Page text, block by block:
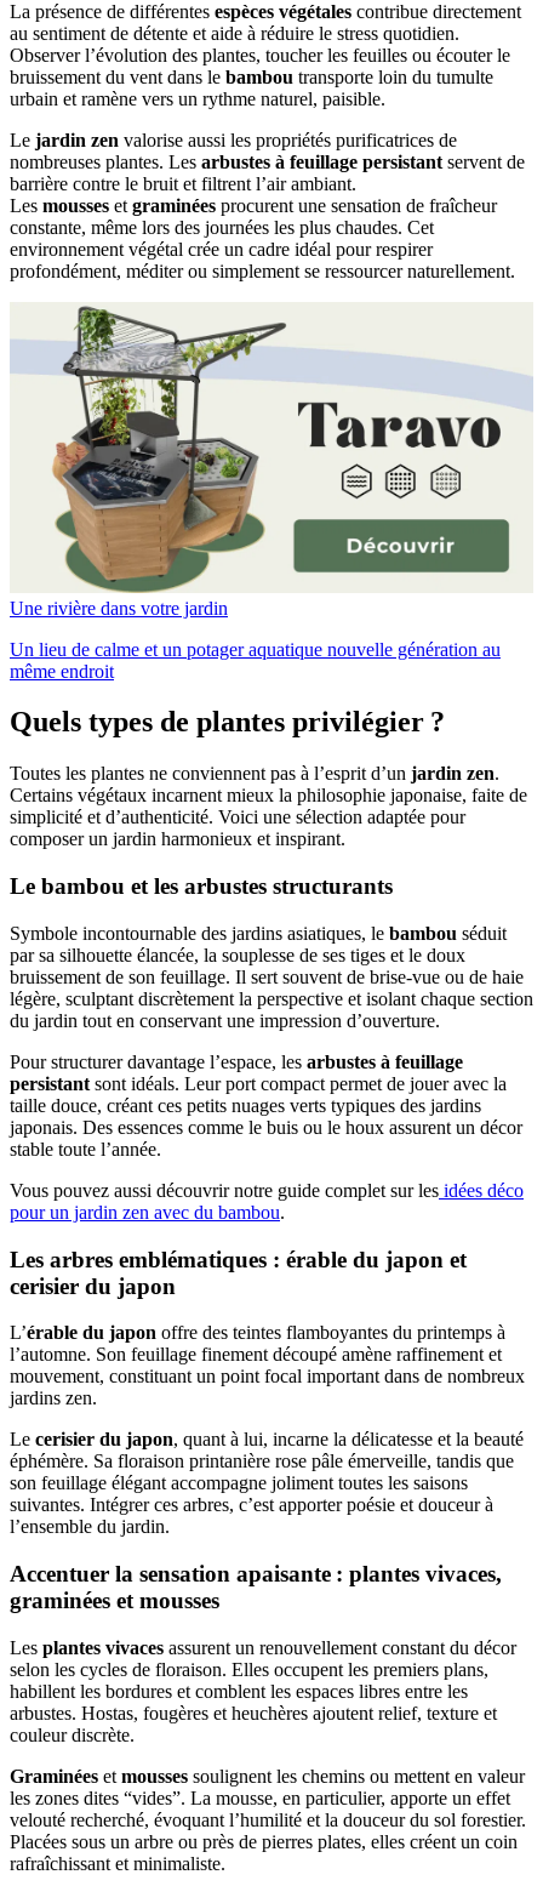
La présence de différentes espèces végétales contribue directement
au sentiment de détente et aide à réduire le stress quotidien.
Observer l’évolution des plantes, toucher les feuilles ou écouter le
bruissement du vent dans le bambou transporte loin du tumulte
urbain et ramène vers un rythme naturel, paisible.
Le jardin zen valorise aussi les propriétés purificatrices de
nombreuses plantes. Les arbustes à feuillage persistant servent de
barrière contre le bruit et filtrent l’air ambiant.
Les mousses et graminées procurent une sensation de fraîcheur
constante, même lors des journées les plus chaudes. Cet
environnement végétal crée un cadre idéal pour respirer
profondément, méditer ou simplement se ressourcer naturellement.
Une rivière dans votre jardin
Un lieu de calme et un potager aquatique nouvelle génération au
même endroit
Quels types de plantes privilégier ?
Toutes les plantes ne conviennent pas à l’esprit d’un jardin zen.
Certains végétaux incarnent mieux la philosophie japonaise, faite de
simplicité et d’authenticité. Voici une sélection adaptée pour
composer un jardin harmonieux et inspirant.
Le bambou et les arbustes structurants
Symbole incontournable des jardins asiatiques, le bambou séduit
par sa silhouette élancée, la souplesse de ses tiges et le doux
bruissement de son feuillage. Il sert souvent de brise-vue ou de haie
légère, sculptant discrètement la perspective et isolant chaque section
du jardin tout en conservant une impression d’ouverture.
Pour structurer davantage l’espace, les arbustes à feuillage
persistant sont idéals. Leur port compact permet de jouer avec la
taille douce, créant ces petits nuages verts typiques des jardins
japonais. Des essences comme le buis ou le houx assurent un décor
stable toute l’année.
Vous pouvez aussi découvrir notre guide complet sur les idées déco
pour un jardin zen avec du bambou.
Les arbres emblématiques : érable du japon et
cerisier du japon
L’érable du japon offre des teintes flamboyantes du printemps à
l’automne. Son feuillage finement découpé amène raffinement et
mouvement, constituant un point focal important dans de nombreux
jardins zen.
Le cerisier du japon, quant à lui, incarne la délicatesse et la beauté
éphémère. Sa floraison printanière rose pâle émerveille, tandis que
son feuillage élégant accompagne joliment toutes les saisons
suivantes. Intégrer ces arbres, c’est apporter poésie et douceur à
l’ensemble du jardin.
Accentuer la sensation apaisante : plantes vivaces,
graminées et mousses
Les plantes vivaces assurent un renouvellement constant du décor
selon les cycles de floraison. Elles occupent les premiers plans,
habillent les bordures et comblent les espaces libres entre les
arbustes. Hostas, fougères et heuchères ajoutent relief, texture et
couleur discrète.
Graminées et mousses soulignent les chemins ou mettent en valeur
les zones dites “vides”. La mousse, en particulier, apporte un effet
velouté recherché, évoquant l’humilité et la douceur du sol forestier.
Placées sous un arbre ou près de pierres plates, elles créent un coin
rafraîchissant et minimaliste.